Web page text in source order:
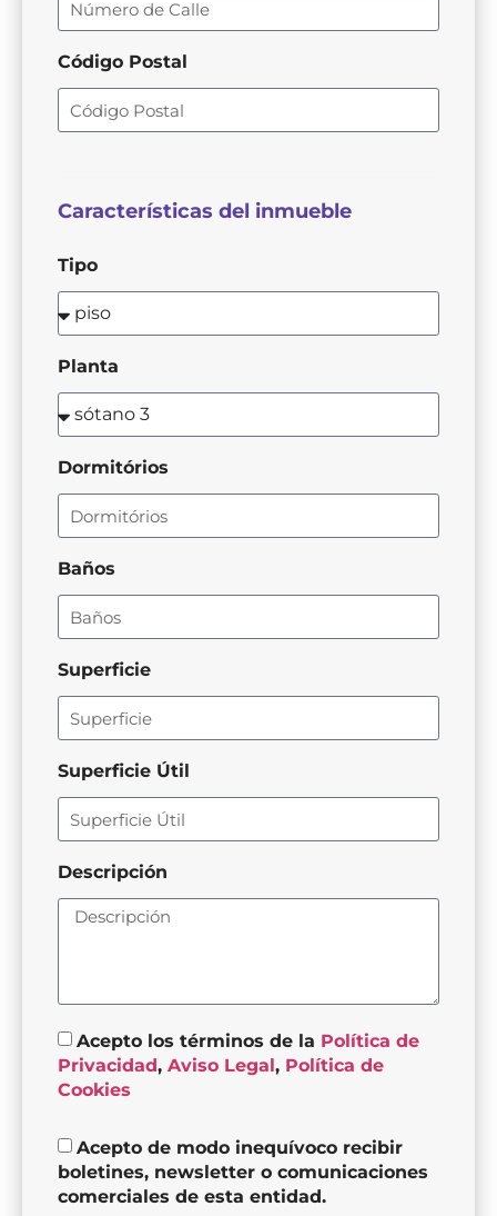
Código Postal
Características del inmueble
Tipo
Planta
Dormitórios
Baños
Superficie
Superficie Útil
Descripción
Acepto los términos de la Política de
Privacidad, Aviso Legal, Política de
Cookies
Acepto de modo inequívoco recibir
boletines, newsletter o comunicaciones
comerciales de esta entidad.